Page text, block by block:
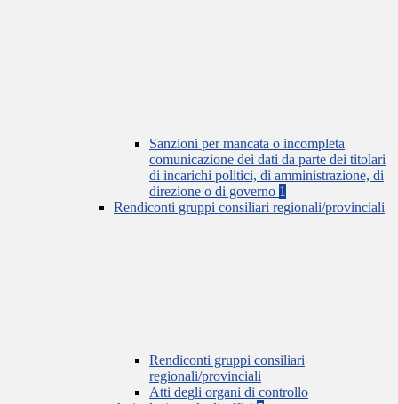
Sanzioni per mancata o incompleta
comunicazione dei dati da parte dei titolari
di incarichi politici, di amministrazione, di
direzione o di governo 1
Rendiconti gruppi consiliari regionali/provinciali
Rendiconti gruppi consiliari
regionali/provinciali
Atti degli organi di controllo